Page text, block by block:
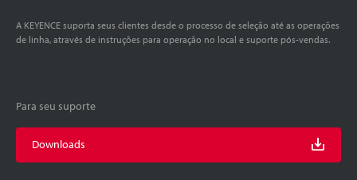
A KEYENCE suporta seus clientes desde o processo de seleção até as operações
de linha, através de instruções para operação no local e suporte pós-vendas.
Para seu suporte
Downloads